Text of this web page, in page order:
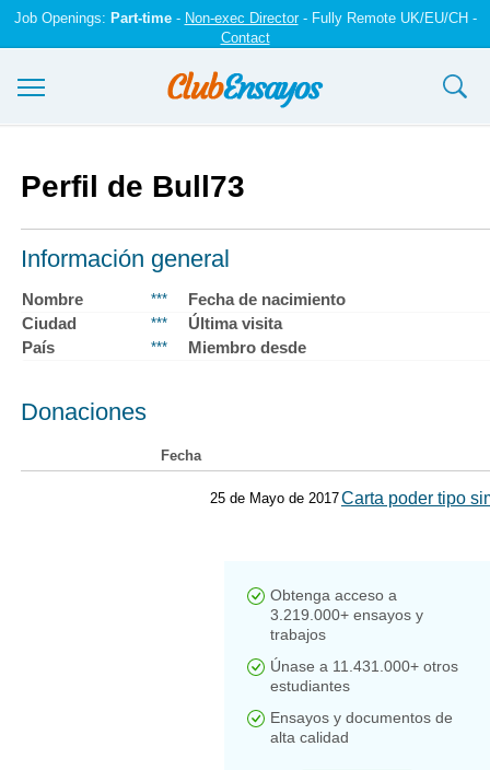
Job Openings: Part-time- Non-exec Director- Fully Remote UK/EU/CH -
Contact
Registrarse
Iniciar sesión
Contáctenos
Perfil de Bull73
Información general
Nombre ***
Fecha de nacimiento
Ciudad
***
Última visita
País
*** Miembro desde
Donaciones
Fecha
25 de Mayo de 2017Carta poder tipo
Obtenga acceso a
3.219.000+ ensayos y
trabajos
Únase a 11.431.000+ otros
estudiantes
Ensayos y documentos de
alta calidad